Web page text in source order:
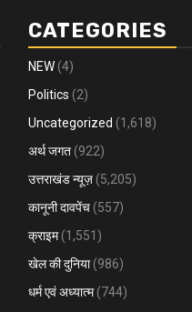
CATEGORIES
NEW (4)
Politics (2)
Uncategorized (1,618)
अर्थ जगत (922)
उत्तराखंड न्यूज़ (5,205)
कानूनी दावपेंच (557)
क्राइम(1,551)
खेल की दुनिया(986)
धर्म एवं अध्यात्म(744)